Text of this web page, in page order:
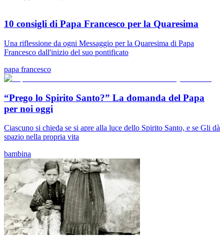
10 consigli di Papa Francesco per la Quaresima
Una riflessione da ogni Messaggio per la Quaresima di Papa
Francesco dall'inizio del suo pontificato
papa francesco
“Prego lo Spirito Santo?” La domanda del Papa
per noi oggi
Ciascuno si chieda se si apre alla luce dello Spirito Santo, e se Gli dà
spazio nella propria vita
bambina